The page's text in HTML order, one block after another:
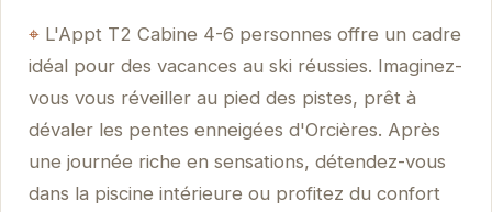
L'Appt T2 Cabine 4-6 personnes offre un cadre
idéal pour des vacances au ski réussies. Imaginez-
vous vous réveiller au pied des pistes, prêt à
dévaler les pentes enneigées d'Orcières. Après
une journée riche en sensations, détendez-vous
dans la piscine intérieure ou profitez du confort